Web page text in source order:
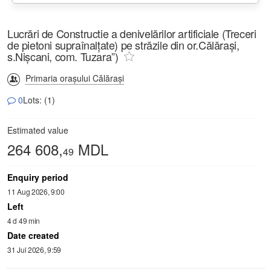
Lucrări de Constructie a denivelărilor artificiale (Treceri
de pietoni supraînalțate) pe străzile din or.Călărași,
s.Nișcani, com. Tuzara”)
Primaria orașului Călărași
0Lots: (1)
Estimated value
264 608,49 MDL
Enquiry period
11 Aug 2026, 9:00
Left
4 d 49 min
Date created
31 Jul 2026, 9:59